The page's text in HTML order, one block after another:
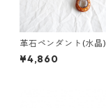
革石ペンダント(水晶)
¥4,860